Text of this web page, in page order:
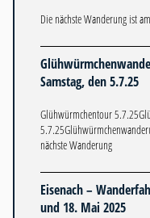
Die nächste Wanderung ist
Samstag, den 5.7.25
Glühwürmchentour
nächste Wanderung
Eisenach –
und 18. Mai 2025